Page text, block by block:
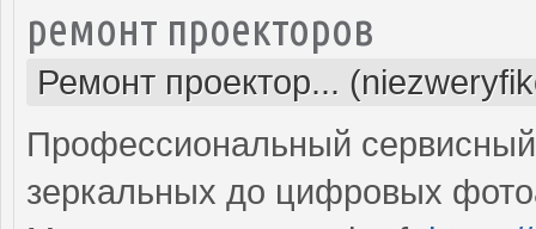
ремонт проекторов
Ремонт проектор...
Профессиональный
зеркальных до цифровых